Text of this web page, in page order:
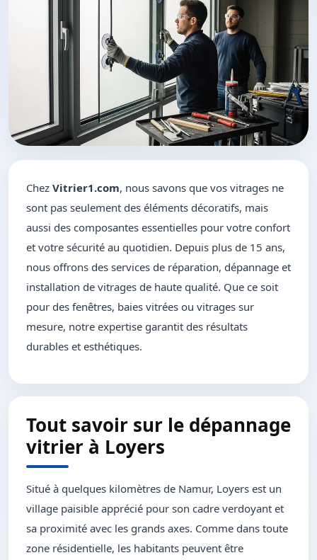
Chez Vitrier1.com, nous savons que vos vitrages ne
sont pas seulement des éléments décoratifs, mais
aussi des composantes essentielles pour votre confort
et votre sécurité au quotidien. Depuis plus de 15 ans,
nous offrons des services de réparation, dépannage et
installation de vitrages de haute qualité. Que ce soit
pour des fenêtres, baies vitrées ou vitrages sur
mesure, notre expertise garantit des résultats
durables et esthétiques.
Tout savoir sur le dépannage
vitrier à Loyers
Situé à quelques kilomètres de Namur, Loyers est un
village paisible apprécié pour son cadre verdoyant et
sa proximité avec les grands axes. Comme dans toute
zone résidentielle, les habitants peuvent être